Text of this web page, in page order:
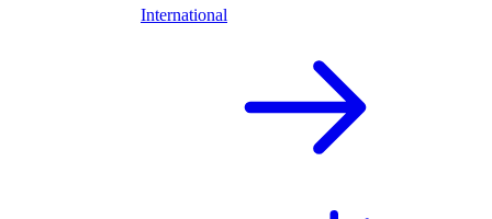
International